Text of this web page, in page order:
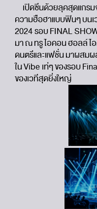
เปิดซีนด้วยลุคสุดแกรม
ความฮือฮาแบบฟินๆ บนเ
2024 รอบ FINAL
มา ณ ทรู ไอคอน ฮอลล์
ดนตรีและแฟชั่น มาผสมผ
ใน Vibe เท่ๆ ของรอบ
ของเวทีสุดยิ่งใหญ่